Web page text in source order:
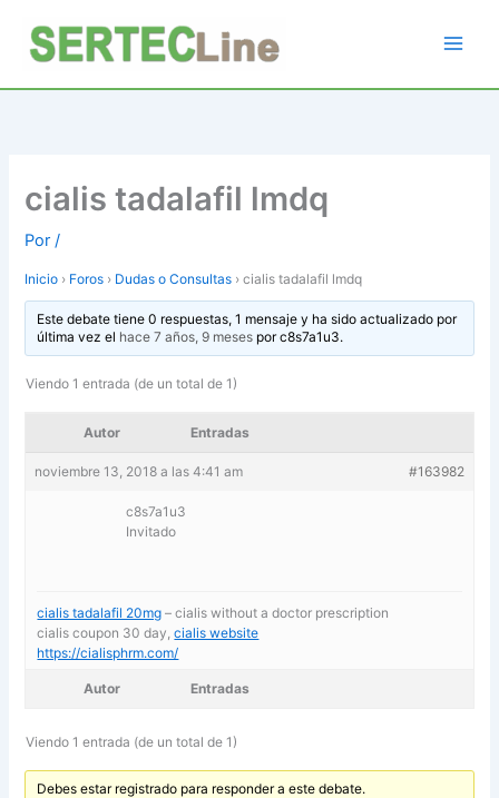
contenido
cialis tadalafil lmdq
Por/
Inicio › Foros › Dudas o Consultas › cialis tadalafil lmdq
Este debate tiene 0 respuestas, 1 mensaje y ha sido actualizado por
última vez el hace 7 años, 9 mesesporc8s7a1u3.
Viendo 1 entrada (de un total de 1)
Autor Entradas
noviembre 13, 2018 a las 4:41 am #163982
c8s7a1u3
Invitado
cialis tadalafil 20mg – cialis without a doctor prescription
cialis coupon 30 day,cialis website
https://cialisphrm.com/
Autor Entradas
Viendo 1 entrada (de un total de 1)
Debes estar registrado para responder a este debate.